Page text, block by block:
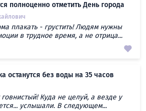
полноценно отметить День города
плакать - грустить! Людям нужны
в трудное время, а не отрица...
останутся без воды на 35 часов
Куда не целуй, а везде у
услышали. В следующем...